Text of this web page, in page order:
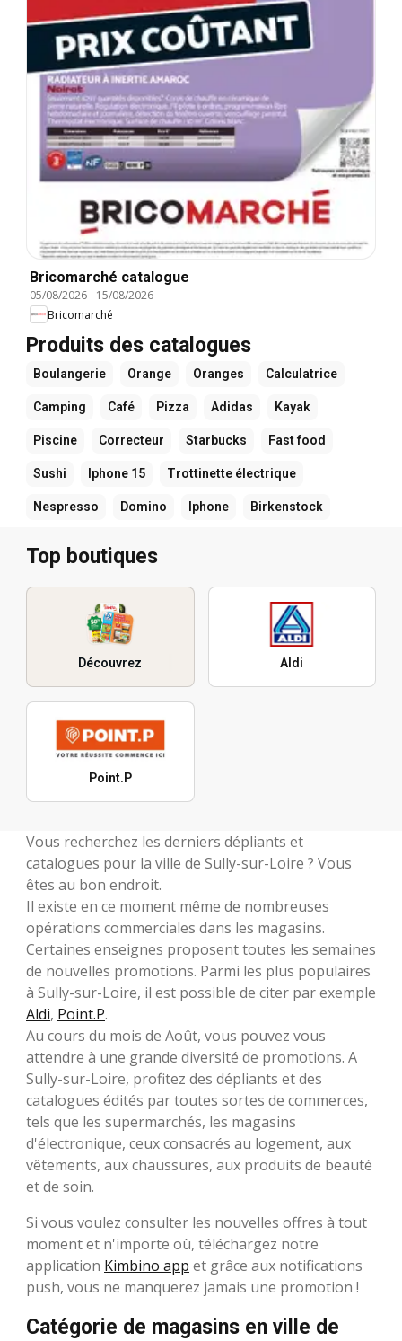
Bricomarché catalogue
05/08/2026- 15/08/2026
Bricomarché
Produits des catalogues
Boulangerie Orange Oranges Calculatrice
Camping Café Pizza Adidas Kayak
Piscine Correcteur Starbucks Fast food
Sushi Iphone 15 Trottinette électrique
Nespresso Domino Iphone Birkenstock
Top boutiques
Découvrez Aldi
Point.P
Vous recherchez les derniers dépliants et
catalogues pour la ville de Sully-sur-Loire ? Vous
êtes au bon endroit.
Il existe en ce moment même de nombreuses
opérations commerciales dans les magasins.
Certaines enseignes proposent toutes les semaines
de nouvelles promotions. Parmi les plus populaires
à Sully-sur-Loire, il est possible de citer par exemple
Aldi, Point.P.
Au cours du mois de Août, vous pouvez vous
attendre à une grande diversité de promotions. A
Sully-sur-Loire, profitez des dépliants et des
catalogues édités par toutes sortes de commerces,
tels que les supermarchés, les magasins
d'électronique, ceux consacrés au logement, aux
vêtements, aux chaussures, aux produits de beauté
et de soin.
Si vous voulez consulter les nouvelles offres à tout
moment et n'importe où, téléchargez notre
application Kimbino app et grâce aux notifications
push, vous ne manquerez jamais une promotion !
Catégorie de magasins en ville de